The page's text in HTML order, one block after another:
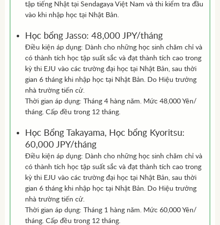
tập tiếng Nhật tại Sendagaya Việt Nam và thi kiểm tra đầu
vào khi nhập học tại Nhật Bản.
Học bổng Jasso: 48,000 JPY/tháng
Điều kiện áp dụng: Dành cho những học sinh chăm chỉ và
có thành tích học tập suất sắc và đạt thành tích cao trong
kỳ thi EJU vào các trường đại học tại Nhật Bản, sau thời
gian 6 tháng khi nhập học tại Nhật Bản. Do Hiệu trưởng
nhà trường tiến cử.
Thời gian áp dụng: Tháng 4 hàng năm. Mức 48,000 Yên/
tháng. Cấp đều trong 12 tháng.
Học Bổng Takayama, Học bổng Kyoritsu:
60,000 JPY/tháng
Điều kiện áp dụng: Dành cho những học sinh chăm chỉ và
có thành tích học tập suất sắc và đạt thành tích cao trong
kỳ thi EJU vào các trường đại học tại Nhật Bản, sau thời
gian 6 tháng khi nhập học tại Nhật Bản. Do Hiệu trưởng
nhà trường tiến cử.
Thời gian áp dụng: Tháng 1 hàng năm. Mức 60,000 Yên/
tháng. Cấp đều trong 12 tháng.